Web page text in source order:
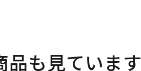
品も見ています